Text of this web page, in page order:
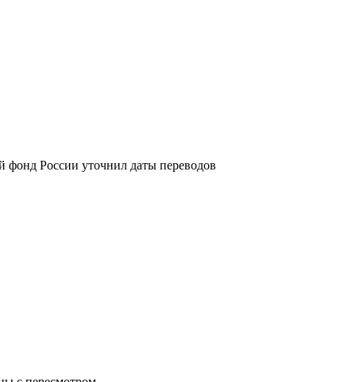
фонд России уточнил даты переводов